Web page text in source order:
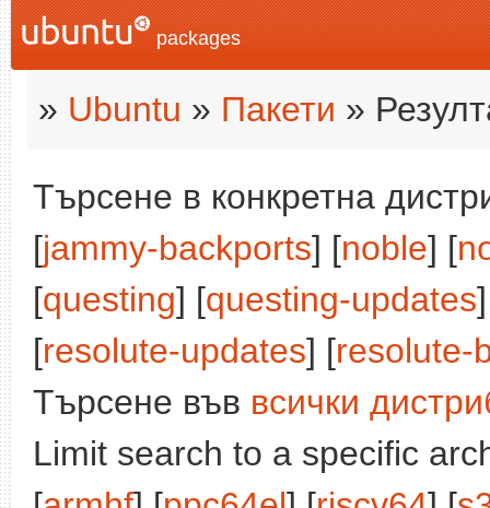
packages
» Ubuntu » Пакети »
Търсене в конкретна
[jammy-backports] [noble] [
[questing] [questing-updates
[resolute-updates] [resolute-
Търсене във всички
Limit search to a specific